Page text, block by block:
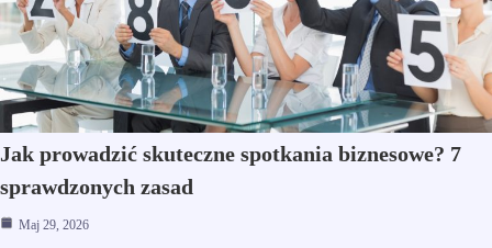
Jak prowadzić skuteczne spotkania biznesowe? 7
sprawdzonych zasad
Maj 29, 2026